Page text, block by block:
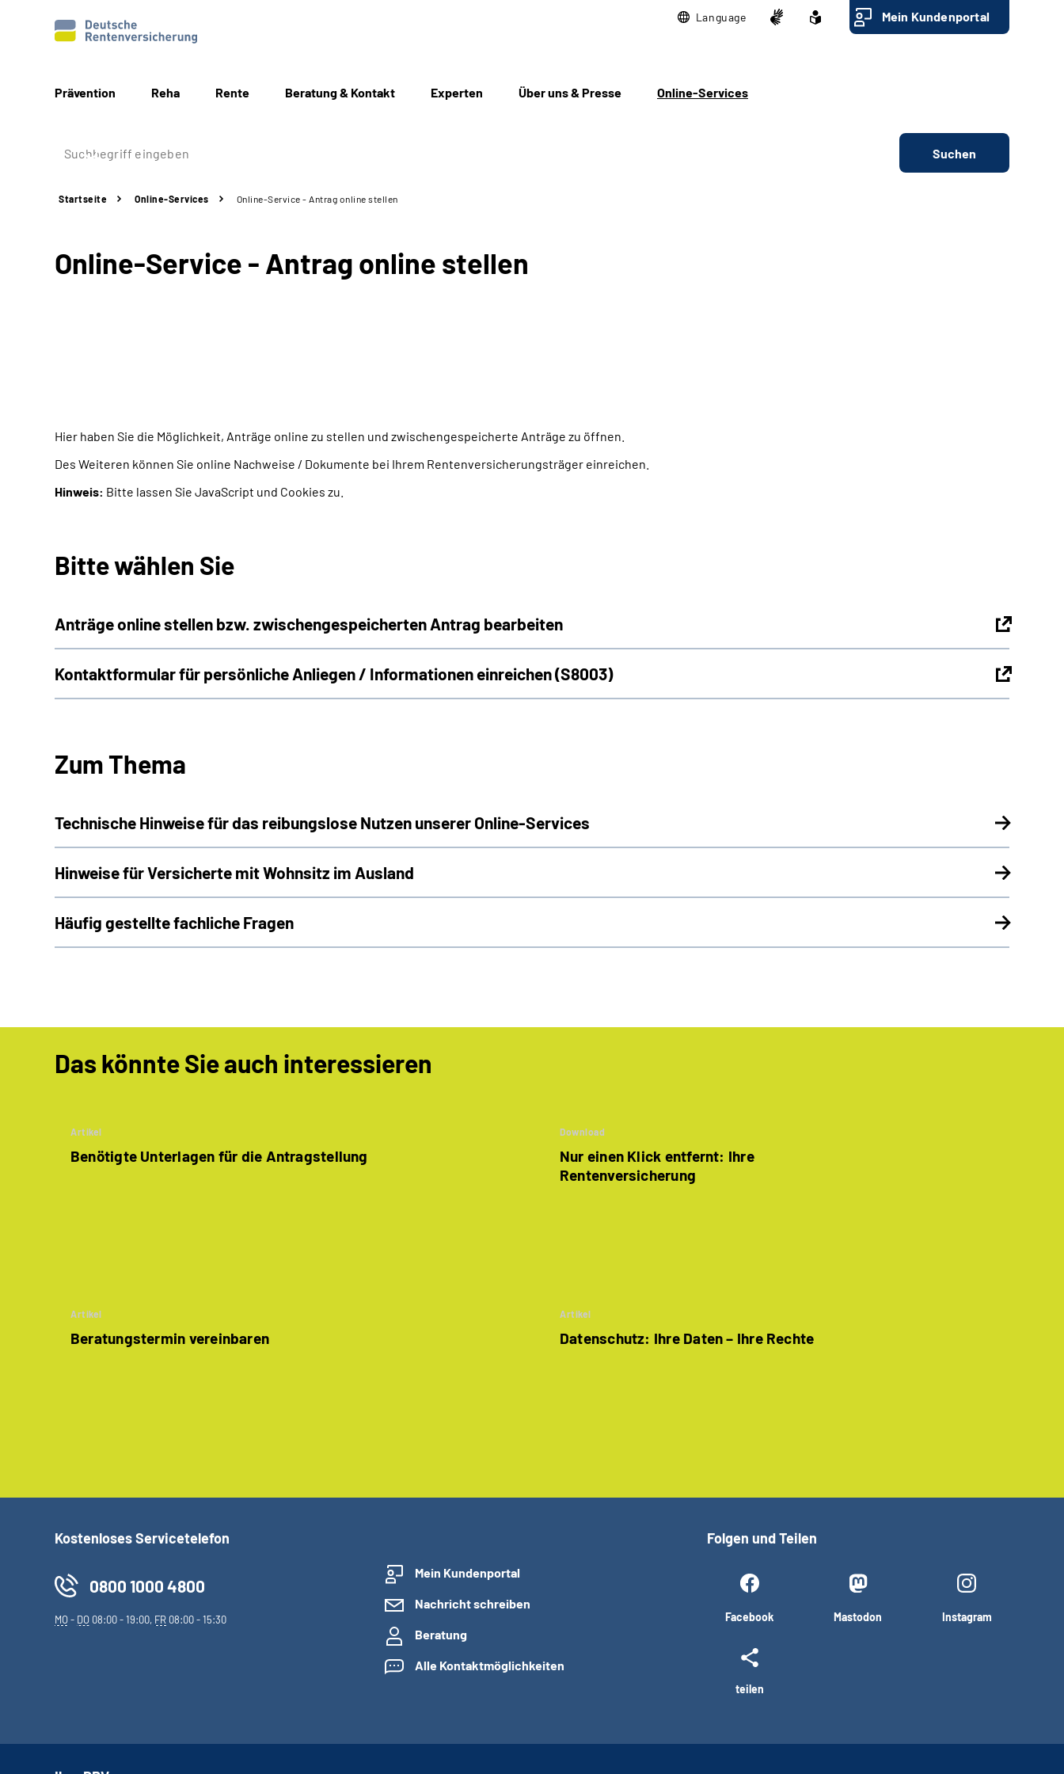
Language Mein Kundenportal
Prävention Reha Rente Beratung & Kontakt Experten Über uns & Presse Online-Services
Suchen
Startseite Online-Services Online-Service - Antrag online stellen
Online-Service - Antrag online stellen
Hier haben Sie die Möglichkeit, Anträge online zu stellen und zwischengespeicherte Anträge zu öffnen.
Des Weiteren können Sie online Nachweise / Dokumente bei Ihrem Rentenversicherungsträger einreichen.
Hinweis: Bitte lassen Sie JavaScript und Cookies zu.
Bitte wählen Sie
Anträge online stellen bzw. zwischengespeicherten Antrag bearbeiten
Kontaktformular für persönliche Anliegen / Informationen einreichen (S8003)
Zum Thema
Technische Hinweise für das reibungslose Nutzen unserer Online-Services
Hinweise für Versicherte mit Wohnsitz im Ausland
Häufig gestellte fachliche Fragen
Das könnte Sie auch interessieren
Artikel
Benötigte Unterlagen für die Antragstellung
Download
Nur einen Klick entfernt: Ihre
Rentenversicherung
Artikel
Beratungstermin vereinbaren
Artikel
Datenschutz: Ihre Daten – Ihre Rechte
Kostenloses Servicetelefon
0800 1000 4800
MO- DO 08:00 - 19:00, FR 08:00 - 15:30
Mein Kundenportal
Nachricht schreiben
Beratung
Alle Kontaktmöglichkeiten
Folgen und Teilen
Facebook Mastodon Instagram
teilen